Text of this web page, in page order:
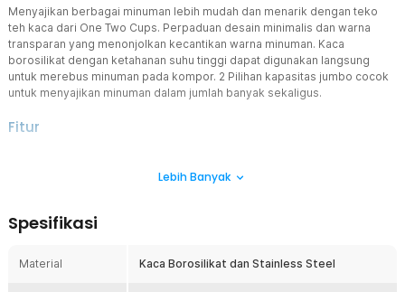
Menyajikan berbagai minuman lebih mudah dan menarik dengan teko
teh kaca dari One Two Cups. Perpaduan desain minimalis dan warna
transparan yang menonjolkan kecantikan warna minuman. Kaca
borosilikat dengan ketahanan suhu tinggi dapat digunakan langsung
untuk merebus minuman pada kompor. 2 Pilihan kapasitas jumbo cocok
untuk menyajikan minuman dalam jumlah banyak sekaligus.
Fitur
Buat aneka minuman semakin cantik dengan teko teh kaca
Saringan Bebas Ampas
menyaring daun teh dan ampas dengan maksimal. Kini Anda dapat
Lebih Banyak
Spesifikasi
Material Kaca Borosilikat dan Stainless Steel